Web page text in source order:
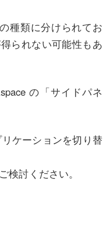
種類に分けられてお
られない可能性もあ
の「サイドパネ
ケーションを切り替
検討ください。